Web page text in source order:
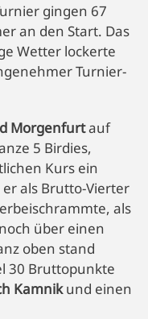
gingen 67
an den Start. Das
Wetter lockerte
Turnier-
Morgenfurtauf
5 Birdies,
Kurs ein
als Brutto-Vierter
als
über einen
oben stand
30 Bruttopunkte
Kamnikund einen